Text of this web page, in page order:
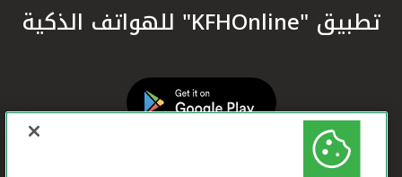
تطبيق "KFHOnline" للهواتف الذكية